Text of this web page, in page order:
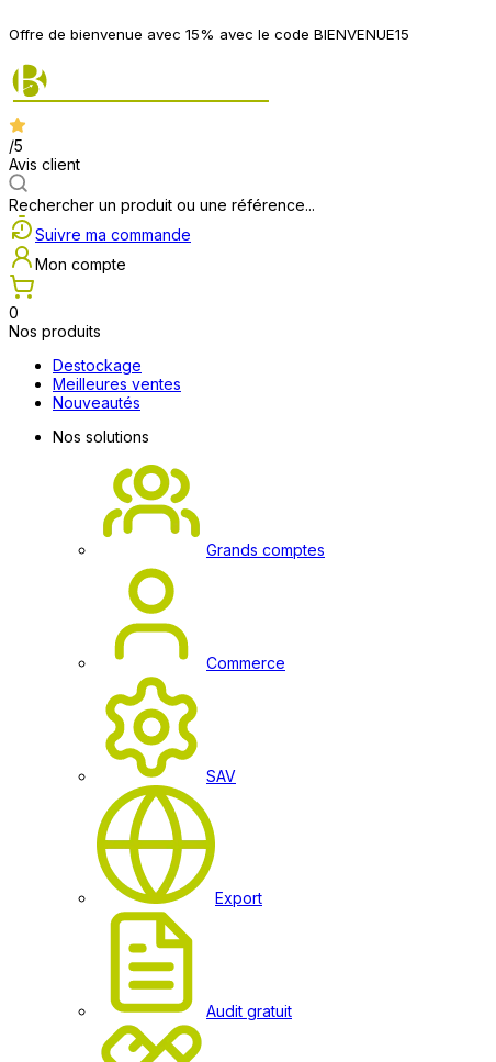
Offre de bienvenue avec 15% avec le code BIENVENUE15
/5
Avis client
Rechercher un produit ou une référence...
Suivre ma commande
Mon compte
0
Nos produits
Destockage
Meilleures ventes
Nouveautés
Nos solutions
Grands comptes
Commerce
SAV
Export
Audit gratuit